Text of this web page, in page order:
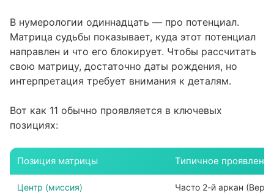
В нумерологии одиннадцать — про потенциал.
Матрица судьбы показывает, куда этот потенциал
направлен и что его блокирует. Чтобы рассчитать
свою матрицу, достаточно даты рождения, но
интерпретация требует внимания к деталям.
Вот как 11 обычно проявляется в ключевых
позициях:
Позиция матрицы Типичное
Центр (миссия)
Часто 2-й аркан